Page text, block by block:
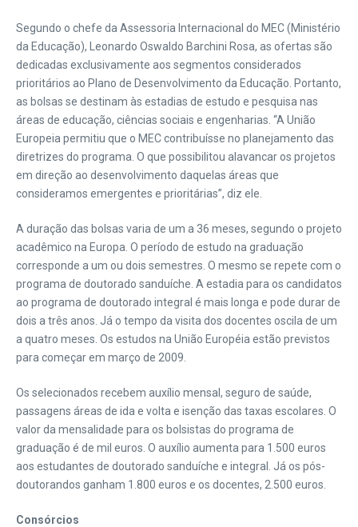
Segundo o chefe da Assessoria Internacional do MEC (Ministério
da Educação), Leonardo Oswaldo Barchini Rosa, as ofertas são
dedicadas exclusivamente aos segmentos considerados
prioritários ao Plano de Desenvolvimento da Educação. Portanto,
as bolsas se destinam às estadias de estudo e pesquisa nas
áreas de educação, ciências sociais e engenharias. “A União
Europeia permitiu que o MEC contribuísse no planejamento das
diretrizes do programa. O que possibilitou alavancar os projetos
em direção ao desenvolvimento daquelas áreas que
consideramos emergentes e prioritárias”, diz ele.
A duração das bolsas varia de um a 36 meses, segundo o projeto
acadêmico na Europa. O período de estudo na graduação
corresponde a um ou dois semestres. O mesmo se repete com o
programa de doutorado sanduíche. A estadia para os candidatos
ao programa de doutorado integral é mais longa e pode durar de
dois a três anos. Já o tempo da visita dos docentes oscila de um
a quatro meses. Os estudos na União Européia estão previstos
para começar em março de 2009.
Os selecionados recebem auxílio mensal, seguro de saúde,
passagens áreas de ida e volta e isenção das taxas escolares. O
valor da mensalidade para os bolsistas do programa de
graduação é de mil euros. O auxílio aumenta para 1.500 euros
aos estudantes de doutorado sanduíche e integral. Já os pós-
doutorandos ganham 1.800 euros e os docentes, 2.500 euros.
Consórcios